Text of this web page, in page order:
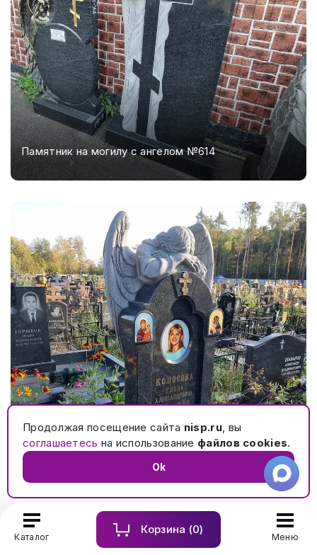
Каталог
Корзина (0)
Меню
Памятник на могилу с ангелом №614
Элитный памятник с ангелом на могилу с кованой
оградой и гранитным цоколем с обколами №561
Продолжая посещение сайта nisp.ru, вы
соглашаетесь на использование файлов cookies.
Ok